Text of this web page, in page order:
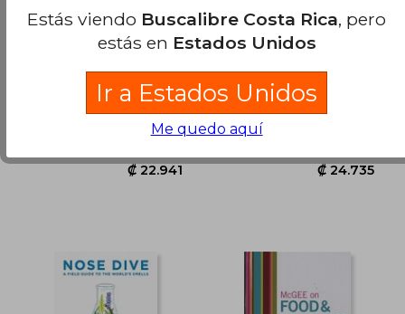
Aromas del mundo
Harold McGee
(8)
DEBATE, 2022, 1 Edición,
Aromas del mundo
Harold McGee
(1)
Debate, 2021, Tapa
Blanda, Nuevo
Estás viendo Buscalibre Costa Rica, pero
estás en Estados Unidos
Ir a Estados Unidos
Me quedo aquí